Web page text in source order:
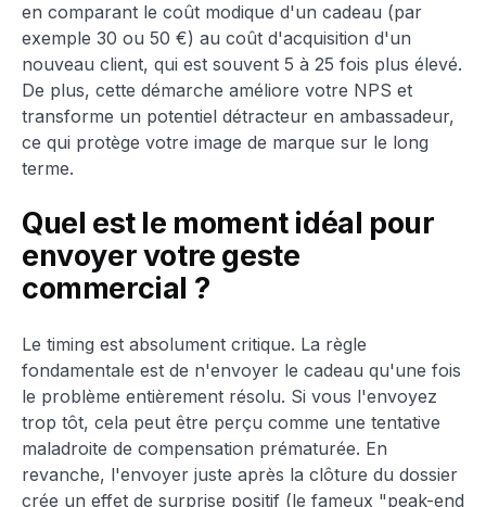
en comparant le coût modique d'un cadeau (par
exemple 30 ou 50 €) au coût d'acquisition d'un
nouveau client, qui est souvent 5 à 25 fois plus élevé.
De plus, cette démarche améliore votre NPS et
transforme un potentiel détracteur en ambassadeur,
ce qui protège votre image de marque sur le long
terme.
Quel est le moment idéal pour
envoyer votre geste
commercial ?
Le timing est absolument critique. La règle
fondamentale est de n'envoyer le cadeau qu'une fois
le problème entièrement résolu. Si vous l'envoyez
trop tôt, cela peut être perçu comme une tentative
maladroite de compensation prématurée. En
revanche, l'envoyer juste après la clôture du dossier
crée un effet de surprise positif (le fameux "peak-end